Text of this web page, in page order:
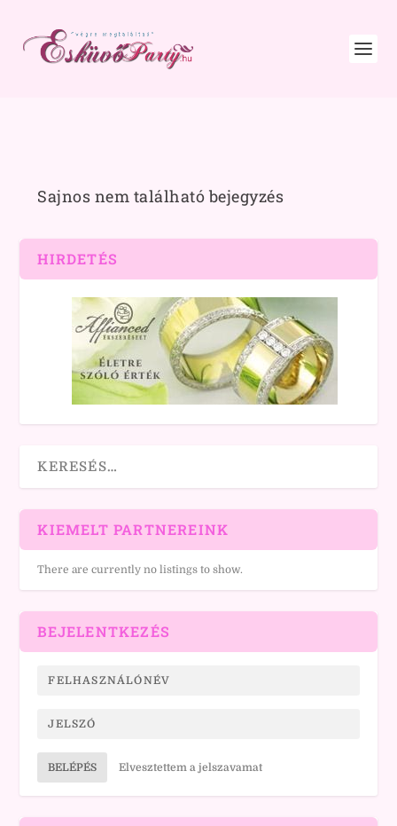
Sajnos nem található bejegyzés
HIRDETÉS
KIEMELT PARTNEREINK
There are currently no listings to show.
BEJELENTKEZÉS
BELÉPÉS Elvesztettem a jelszavamat